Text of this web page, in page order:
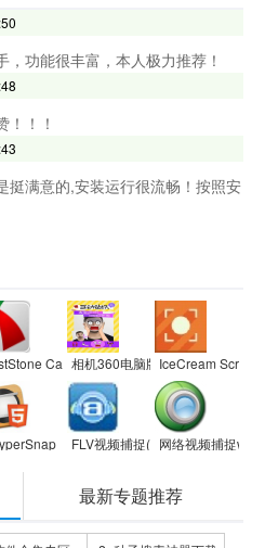
功能很丰富，本人极力推荐！
！！！
挺满意的,安装运行很流畅！按照安
Capture中文版
相机360电脑版 IceCream
FLV视频捕捉(Replay Media
网络视频捕捉
最新专题推荐